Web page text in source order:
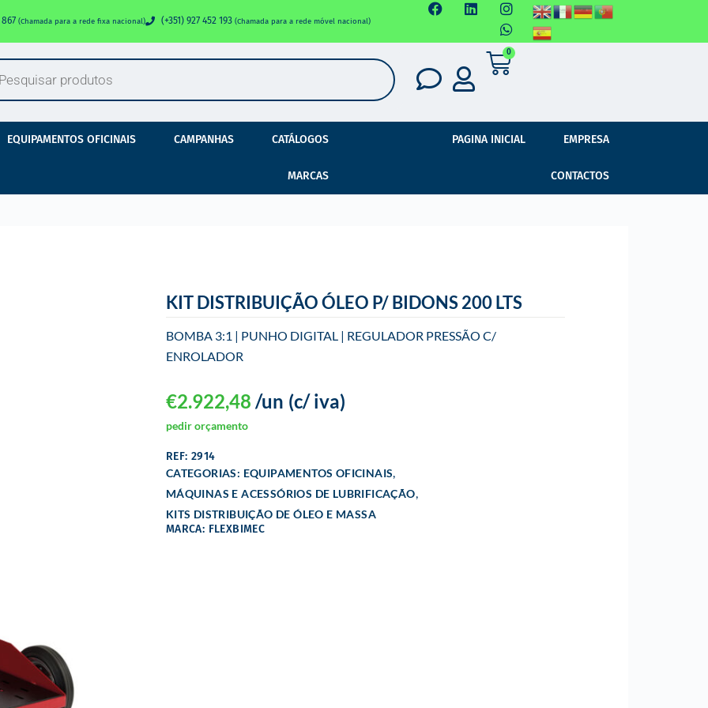
867 (Chamada para a rede fixa nacional) (+351) 927 452 193 (Chamada para a rede móvel nacional)
0
EQUIPAMENTOS OFICINAIS CAMPANHAS CATÁLOGOS
MARCAS
PAGINA INICIAL EMPRESA
CONTACTOS
KIT DISTRIBUIÇÃO ÓLEO P/ BIDONS 200 LTS
BOMBA 3:1 | PUNHO DIGITAL | REGULADOR PRESSÃO C/
ENROLADOR
€2.922,48 (c/ iva)
/un
pedir orçamento
REF: 2914
CATEGORIAS: EQUIPAMENTOS OFICINAIS,
MÁQUINAS E ACESSÓRIOS DE LUBRIFICAÇÃO,
KITS DISTRIBUIÇÃO DE ÓLEO E MASSA
MARCA: FLEXBIMEC